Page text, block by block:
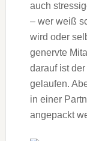
auch
– wer weiß
wird oder
genervte
darauf ist
gelaufen.
in einer
angepackt